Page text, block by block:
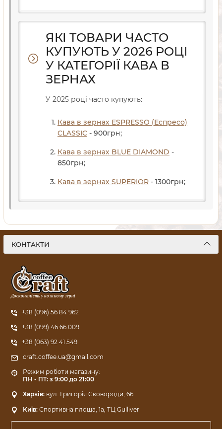
ЯКІ ТОВАРИ ЧАСТО
КУПУЮТЬ У 2026 РОЦІ
У КАТЕГОРІЇ КАВА В
ЗЕРНАХ
У 2025 році часто купують:
Кава в зернах ESPRESSO (Еспресо)
CLASSIC - 900грн;
Кава в зернах BLUE DIAMOND -
850грн;
Кава в зернах SUPERIOR - 1300грн;
КОНТАКТИ
Досконалість у кожному зерні
+38 (096) 56 84 962
+38 (099) 46 66 009
+38 (063) 92 41 549
craft.coffee.ua@gmail.com
Режим роботи магазину:
ПН - ПТ: з 9:00 до 21:00
Харків: вул. Григорія Сковороди, 66
Київ: Спортивна площа, 1a, ТЦ Gulliver